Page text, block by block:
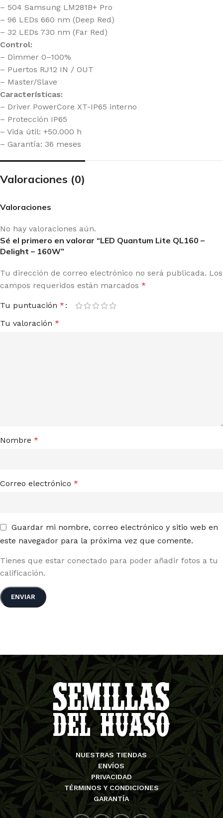
– 504 Samsung LM281B+ Pro
– 96 LEDs 660 nm (Deep Red)
– 32 LEDs 730 nm (Far Red)
Control:
– Dimmer 0–100%
– Puertos RJ12 IN / OUT
– Master/Slave
Características:
– Driver PowerCore XT-IP65 interno
– Protección IP65
– Vida útil: +50.000 h
– Garantía: 36 meses
Valoraciones (0)
Valoraciones
No hay valoraciones aún.
Sé el primero en valorar “LED Quantum Lite QL160 –
Delight – 160W”
Tu dirección de correo electrónico no será publicada. Los
campos requeridos están marcados *
Tu puntuación *
Tu valoración *
Nombre *
Correo electrónico *
Guardar mi nombre, correo electrónico y sitio web en
este navegador para la próxima vez que comente.
Tienes que estar conectado para poder añadir fotos a tu
calificación.
NUESTRAS TIENDAS
ENVÍOS
PRIVACIDAD
TÉRMINOS Y CONDICIONES
GARANTÍA